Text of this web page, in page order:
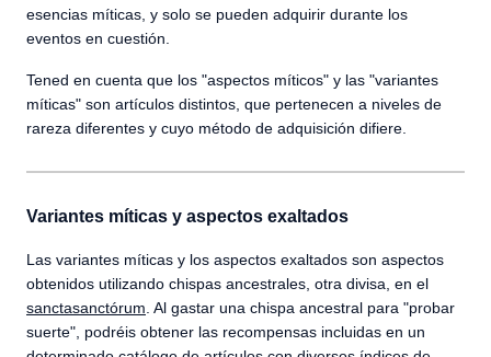
esencias míticas, y solo se pueden adquirir durante los
eventos en cuestión.
Tened en cuenta que los "aspectos míticos" y las "variantes
míticas" son artículos distintos, que pertenecen a niveles de
rareza diferentes y cuyo método de adquisición difiere.
Variantes míticas y aspectos exaltados
Las variantes míticas y los aspectos exaltados son aspectos
obtenidos utilizando chispas ancestrales, otra divisa, en el
sanctasanctórum . Al gastar una chispa ancestral para "probar
suerte", podréis obtener las recompensas incluidas en un